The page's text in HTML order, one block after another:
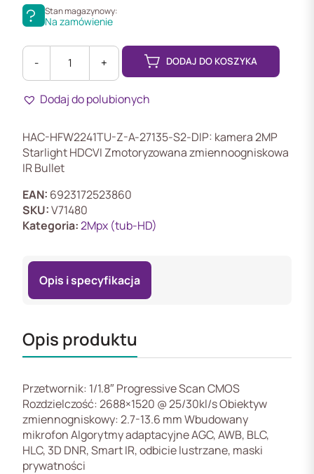
Stan magazynowy:
Na zamówienie
-
HAC-
HFW2241TU-
A-
27135-
S2-
Kamera
2Mpix
HD
+ DODAJ DO KOSZYKA
Dodaj do polubionych
HAC-HFW2241TU-Z-A-27135-S2-DIP: kamera 2MP
Starlight HDCVI Zmotoryzowana zmiennoogniskowa
IR Bullet
EAN: 6923172523860
SKU:V71480
Kategoria:2Mpx (tub-HD)
Opis i specyfikacja
Opis produktu
Przetwornik: 1/1.8″ Progressive Scan CMOS
Rozdzielczość: 2688×1520 @ 25/30kl/s Obiektyw
zmiennogniskowy: 2.7-13.6 mm Wbudowany
mikrofon Algorytmy adaptacyjne AGC, AWB, BLC,
HLC, 3D DNR, Smart IR, odbicie lustrzane, maski
prywatności